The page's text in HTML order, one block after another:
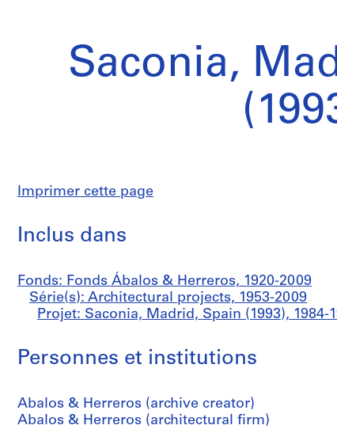
Saconia,
Imprimer cette page
Inclus dans
Fonds: Fonds Ábalos & Herreros, 1920-2009
Série(s): Architectural projects, 1953-2009
Projet: Saconia, Madrid, Spain (1993), 1984-
Personnes et institutions
Abalos & Herreros (archive creator)
Abalos & Herreros (architectural firm)